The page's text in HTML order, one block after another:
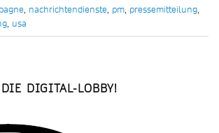
, nachrichtendienste, pm, pressemitteilung,
, usa
DIGITAL-LOBBY!